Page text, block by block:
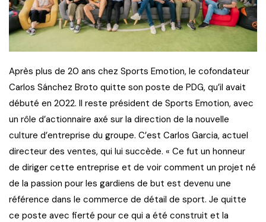
Après plus de 20 ans chez Sports Emotion, le cofondateur
Carlos Sánchez Broto quitte son poste de PDG, qu’il avait
débuté en 2022. Il reste président de Sports Emotion, avec
un rôle d’actionnaire axé sur la direction de la nouvelle
culture d’entreprise du groupe. C’est Carlos Garcia, actuel
directeur des ventes, qui lui succède. « Ce fut un honneur
de diriger cette entreprise et de voir comment un projet né
de la passion pour les gardiens de but est devenu une
référence dans le commerce de détail de sport. Je quitte
ce poste avec fierté pour ce qui a été construit et la